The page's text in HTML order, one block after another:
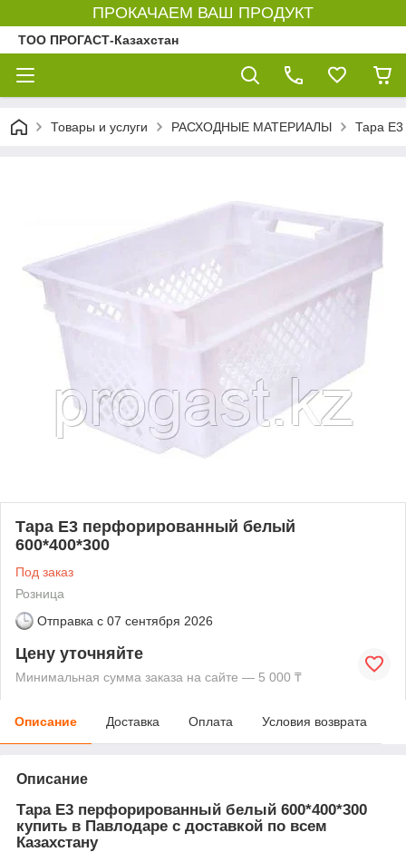
ПРОКАЧАЕМ ВАШ ПРОДУКТ
ТОО ПРОГАСТ-Казахстан
Товары и услуги РАСХОДНЫЕ МАТЕРИАЛЫ Тара
Тара Е3 перфорированный белый
600*400*300
Под заказ
Розница
Отправка с 07 сентября 2026
Цену уточняйте
Минимальная сумма заказа на сайте — 5 000 ₸
Описание Доставка Оплата Условия возврата
Описание
Тара Е3 перфорированный белый 600*400*300
купить в Павлодаре с доставкой по всем
Казахстану